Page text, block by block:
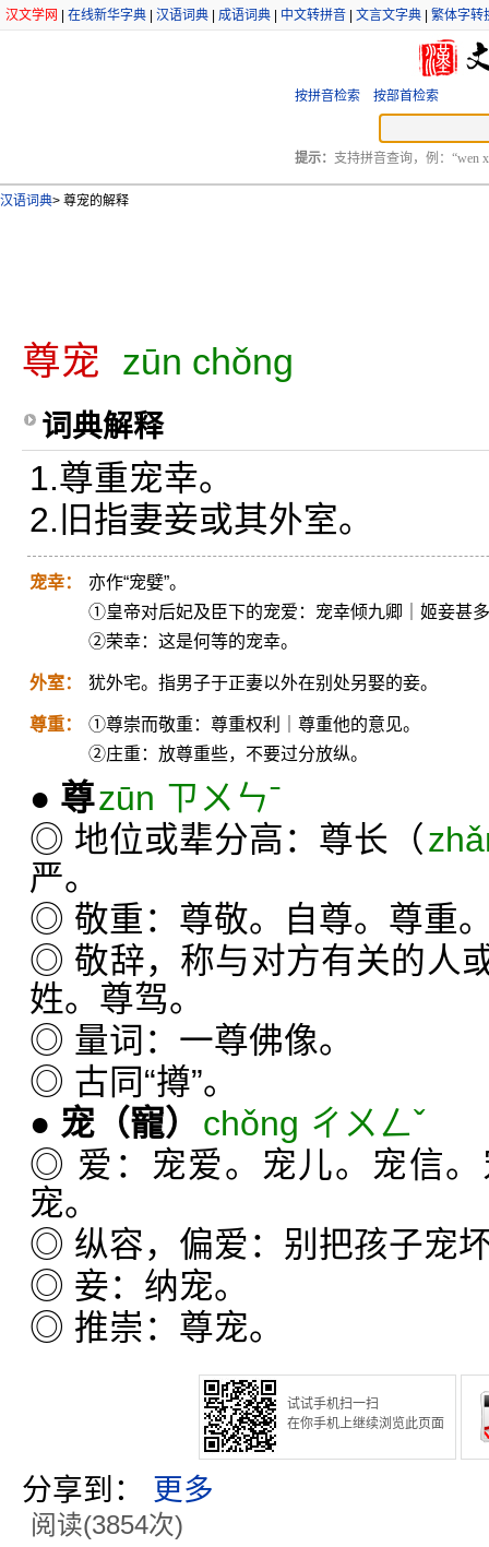
汉文学网 在线新华字典 汉语词典 成语词典 中文转拼音 文言文字典 繁体字转
按拼音检索 按部首检索
提示： 支持拼音查询，例：“wen
汉语词典> 尊宠的解释
尊宠 zūn chǒng
词典解释
1.尊重宠幸。
2.旧指妻妾或其外室。
宠幸：
亦作“宠嬖”。
①皇帝对后妃及臣下的宠爱：宠幸倾九卿｜姬妾甚
②荣幸：这是何等的宠幸。
外室： 犹外宅。指男子于正妻以外在别处另娶的妾。
尊重：
①尊崇而敬重：尊重权利｜尊重他的意见。
②庄重：放尊重些，不要过分放纵。
● 尊zūn ㄗㄨㄣˉ
◎ 地位或辈分高：尊长（
严。
◎ 敬重：尊敬。自尊。尊重
◎ 敬辞，称与对方有关的人
姓。尊驾。
◎ 量词：一尊佛像。
◎ 古同“撙”。
● 宠 （寵）
chǒng ㄔㄨㄥˇ
◎ 爱：宠爱。宠儿。宠信
宠。
◎ 纵容，偏爱：别把孩子宠
◎ 妾：纳宠。
◎ 推崇：尊宠。
试试手机扫一扫
在你手机上继续浏览此页面
分享到： 更多
阅读(3854次)